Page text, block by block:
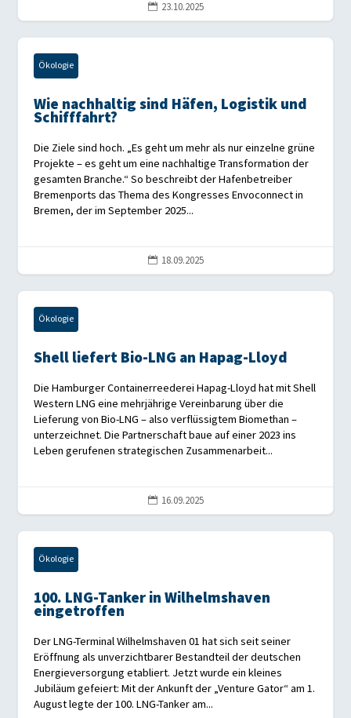
 23.10.2025
Ökologie
Wie nachhaltig sind Häfen, Logistik und
Schifffahrt?
Die Ziele sind hoch. „Es geht um mehr als nur einzelne grüne
Projekte – es geht um eine nachhaltige Transformation der
gesamten Branche.“ So beschreibt der Hafenbetreiber
Bremenports das Thema des Kongresses Envoconnect in
Bremen, der im September 2025...
 18.09.2025
Ökologie
Shell liefert Bio-LNG an Hapag-Lloyd
Die Hamburger Containerreederei Hapag-Lloyd hat mit Shell
Western LNG eine mehrjährige Vereinbarung über die
Lieferung von Bio-LNG – also verflüssigtem Biomethan –
unterzeichnet. Die Partnerschaft baue auf einer 2023 ins
Leben gerufenen strategischen Zusammenarbeit...
 16.09.2025
Ökologie
100. LNG-Tanker in Wilhelmshaven
eingetroffen
Der LNG-Terminal Wilhelmshaven 01 hat sich seit seiner
Eröffnung als unverzichtbarer Bestandteil der deutschen
Energieversorgung etabliert. Jetzt wurde ein kleines
Jubiläum gefeiert: Mit der Ankunft der „Venture Gator“ am 1.
August legte der 100. LNG-Tanker am...